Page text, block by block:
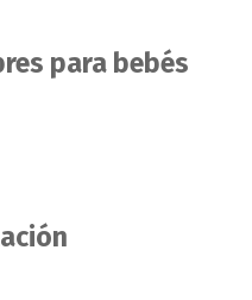
para bebés